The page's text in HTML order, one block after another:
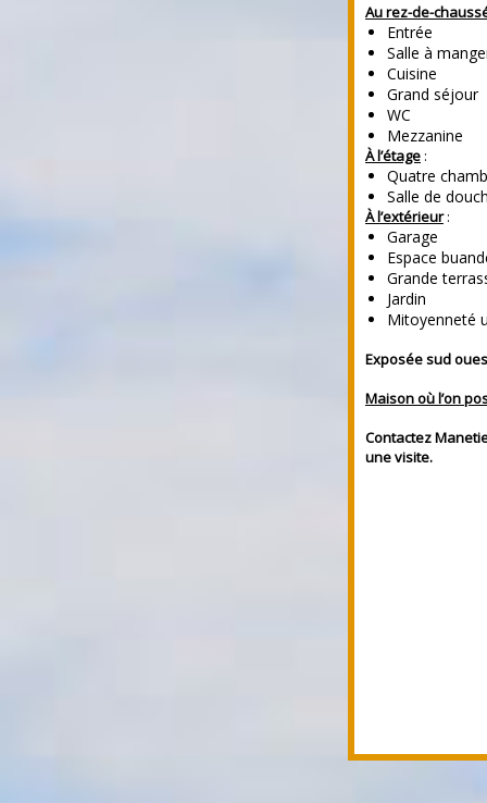
Au rez-de-
Entrée
Salle à
Cuisine
Grand séjour
WC
Mezzanine
À l’étage :
Quatre
Salle de
À l’extérieur :
Garage
Espace
Grande
Jardin
Mitoyenneté
Exposée sud
Maison où l’on
Contactez
une visite.